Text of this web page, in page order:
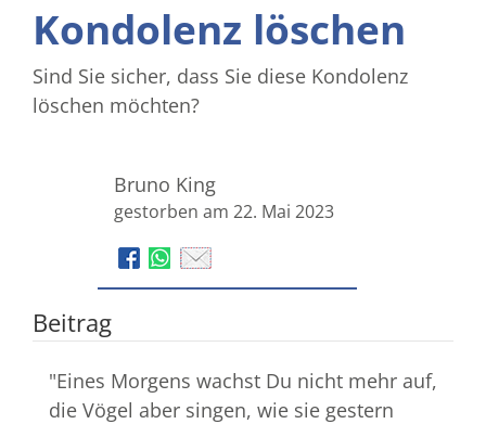
Kondolenz löschen
Sind Sie sicher, dass Sie diese Kondolenz
löschen möchten?
Bruno King
gestorben am 22. Mai 2023
Beitrag
"Eines Morgens wachst Du nicht mehr auf,
die Vögel aber singen, wie sie gestern